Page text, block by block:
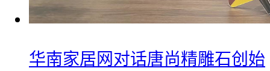
华南家居网对话唐尚精雕石创始